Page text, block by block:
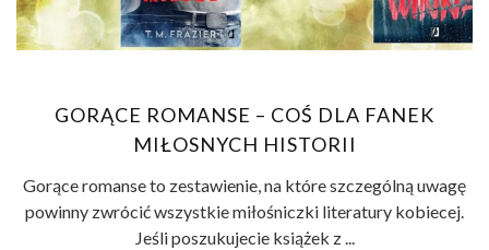
GORĄCE ROMANSE – COŚ DLA FANEK
MIŁOSNYCH HISTORII
Gorące romanse to zestawienie, na które szczególną uwagę
powinny zwrócić wszystkie miłośniczki literatury kobiecej.
Jeśli poszukujecie książek z ...